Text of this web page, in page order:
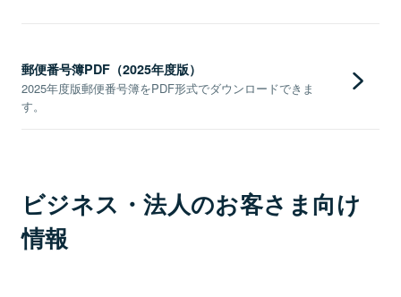
郵便番号簿PDF（2025年度版）
2025年度版郵便番号簿をPDF形式でダウンロードできま
す。
ビジネス・法人のお客さま向け
情報